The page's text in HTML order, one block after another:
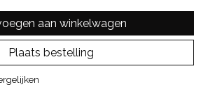
aan winkelwagen
Plaats bestelling